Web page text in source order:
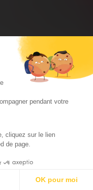
pendant votre
cliquez sur le lien
de page.
OK pour moi